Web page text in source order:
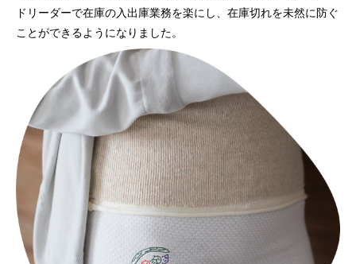
ドリーダーで在庫の入出庫業務を楽にし、在庫切れを未然に防ぐ
ことができるようになりました。